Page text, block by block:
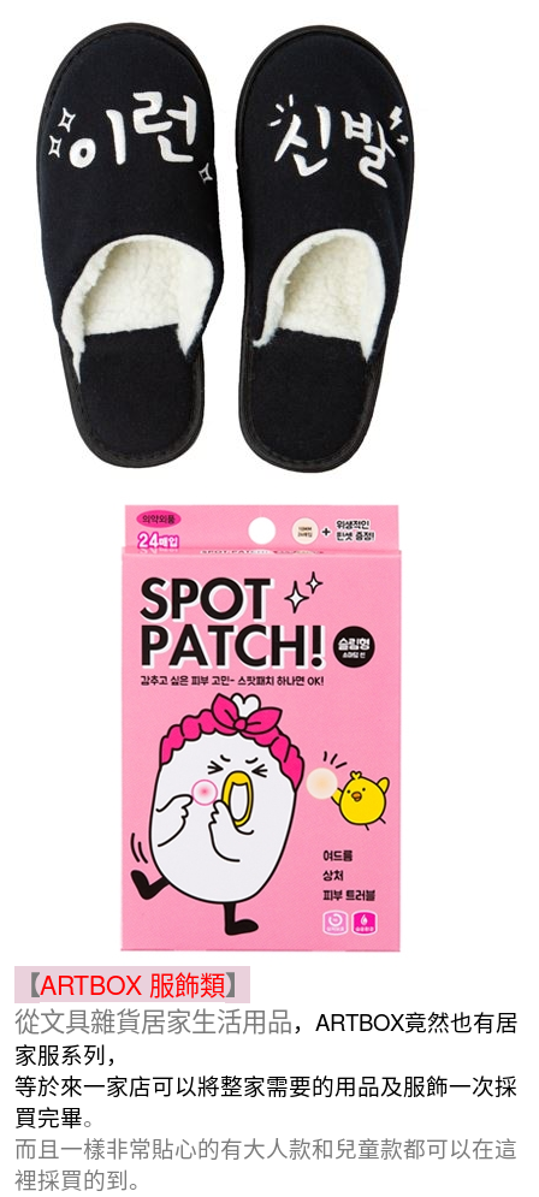
【ARTBOX 服飾類】
從文具雜貨居家生活用品，ARTBOX竟然也有居
家服系列，
等於來一家店可以將整家需要的用品及服飾一次採
買完畢。
而且一樣非常貼心的有大人款和兒童款都可以在這
裡採買的到。